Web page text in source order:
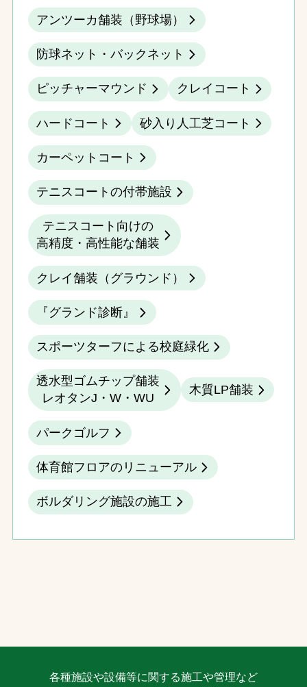
アンツーカ舗装（野球場）
防球ネット・バックネット
ピッチャーマウンド クレイコート
ハードコート 砂入り人工芝コート
カーペットコート
テニスコートの付帯施設
テニスコート向けの
高精度・高性能な舗装
クレイ舗装（グラウンド）
『グランド診断』
スポーツターフによる校庭緑化
透水型ゴムチップ舗装
レオタンJ・W・WU
木質LP舗装
パークゴルフ
体育館フロアのリニューアル
ボルダリング施設の施工
各種施設や設備等に関する施工や管理など